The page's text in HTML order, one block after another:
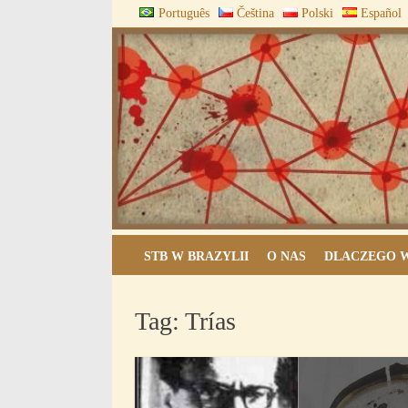
to
content
Português Čeština Polski Español
ARQUIVOS DO
STB W BRAZYLII O NAS DLACZEGO
Tag:Trías